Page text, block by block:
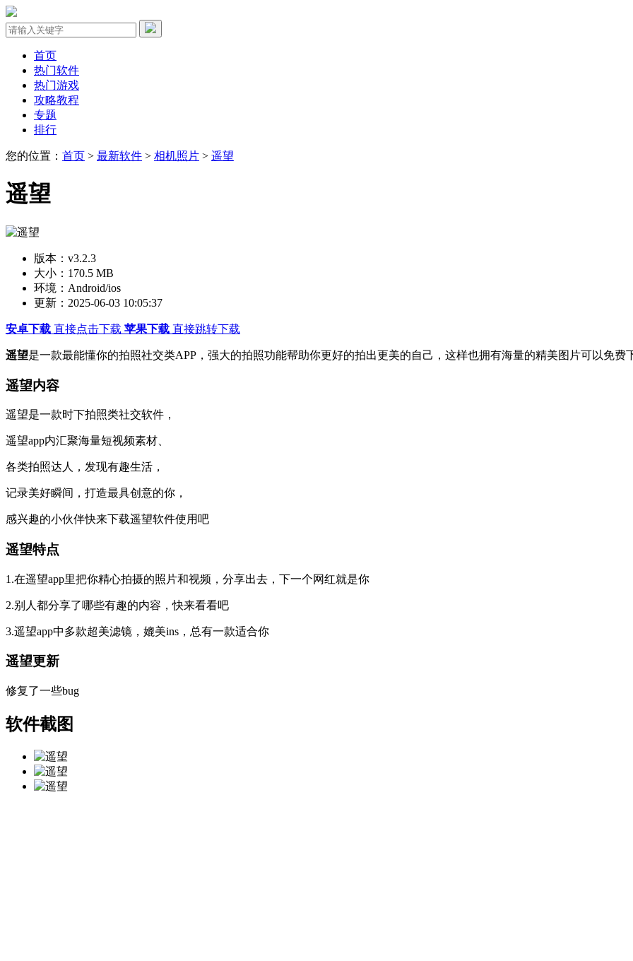
首页
热门软件
热门游戏
攻略教程
专题
排行
您的位置： 首页 > 最新软件 > 相机照片 > 遥望
遥望
版本：v3.2.3
大小：170.5 MB
环境：Android/ios
更新：2025-06-03 10:05:37
安卓下载 直接点击下载 苹果下载 直接跳转下载
遥望是一款最能懂你的拍照社交类APP，强大的拍照功能帮助你更好的拍出更美的自己，这样也拥有海量的精美图片可以免费
遥望内容
遥望是一款时下拍照类社交软件，
遥望app内汇聚海量短视频素材、
各类拍照达人，发现有趣生活，
记录美好瞬间，打造最具创意的你，
感兴趣的小伙伴快来下载遥望软件使用吧
遥望特点
1.在遥望app里把你精心拍摄的照片和视频，分享出去，下一个网红就是你
2.别人都分享了哪些有趣的内容，快来看看吧
3.遥望app中多款超美滤镜，媲美ins，总有一款适合你
遥望更新
修复了一些bug
软件截图